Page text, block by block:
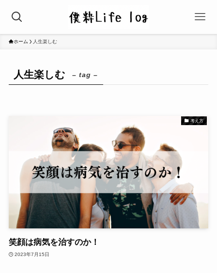
ホーム 人生楽しむ
人生楽しむ – tag –
考え方
笑顔は病気を治すのか！
2023年7月15日